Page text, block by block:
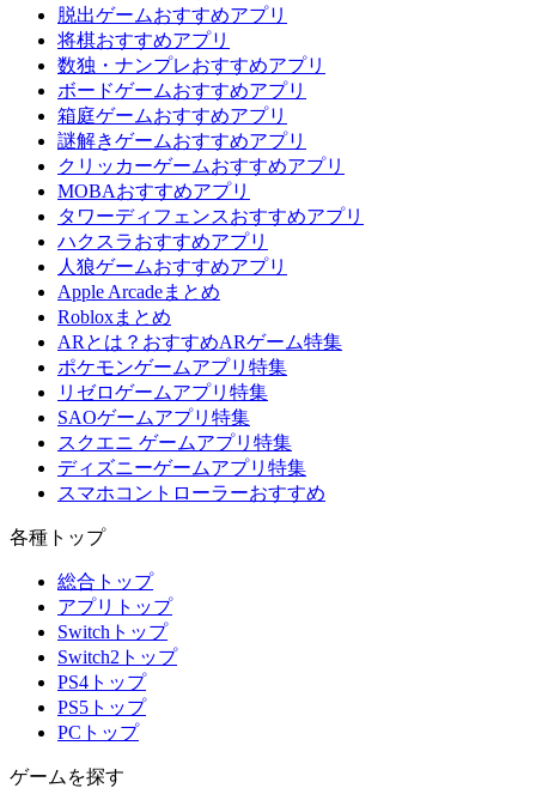
脱出ゲームおすすめアプリ
将棋おすすめアプリ
数独・ナンプレおすすめアプリ
ボードゲームおすすめアプリ
箱庭ゲームおすすめアプリ
謎解きゲームおすすめアプリ
クリッカーゲームおすすめアプリ
MOBAおすすめアプリ
タワーディフェンスおすすめアプリ
ハクスラおすすめアプリ
人狼ゲームおすすめアプリ
Apple Arcadeまとめ
Robloxまとめ
ARとは？おすすめARゲーム特集
ポケモンゲームアプリ特集
リゼロゲームアプリ特集
SAOゲームアプリ特集
スクエニ ゲームアプリ特集
ディズニーゲームアプリ特集
スマホコントローラーおすすめ
各種トップ
総合トップ
アプリトップ
Switchトップ
Switch2トップ
PS4トップ
PS5トップ
PCトップ
ゲームを探す